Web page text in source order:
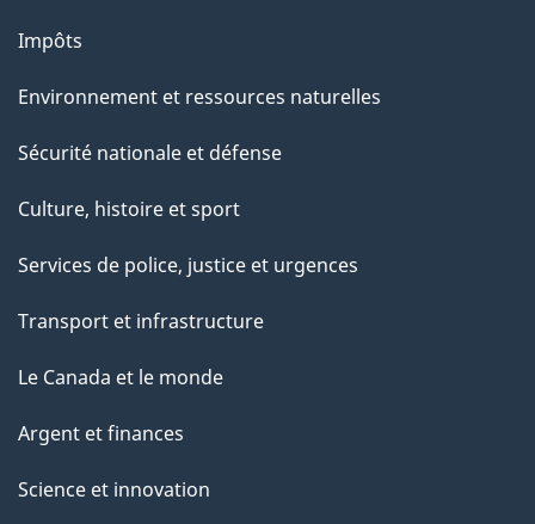
Impôts
Environnement et ressources naturelles
Sécurité nationale et défense
Culture, histoire et sport
Services de police, justice et urgences
Transport et infrastructure
Le Canada et le monde
Argent et finances
Science et innovation